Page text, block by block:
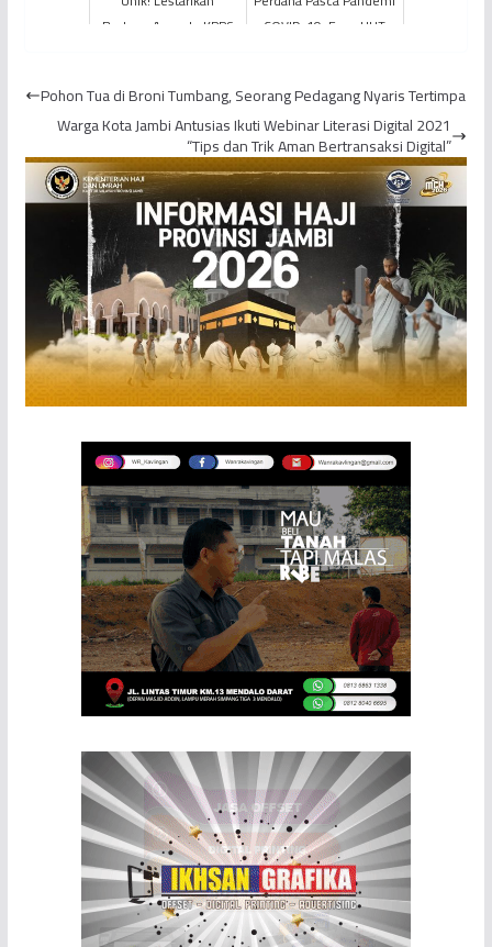
Budaya, Anggota KPPS
COVID-19, Expo HUT
Pohon Tua di Broni Tumbang, Seorang Pedagang Nyaris Tertimpa
Warga Kota Jambi Antusias Ikuti Webinar Literasi Digital 2021
“Tips dan Trik Aman Bertransaksi Digital”